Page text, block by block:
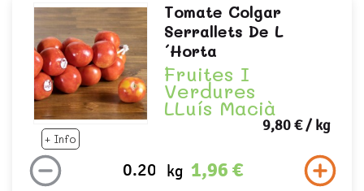
+ Info
Tomate Colgar
Serrallets De L
´horta
Fruites I
Verdures
LLuís Macià
9,80 €/ kg
kg 1,96 €